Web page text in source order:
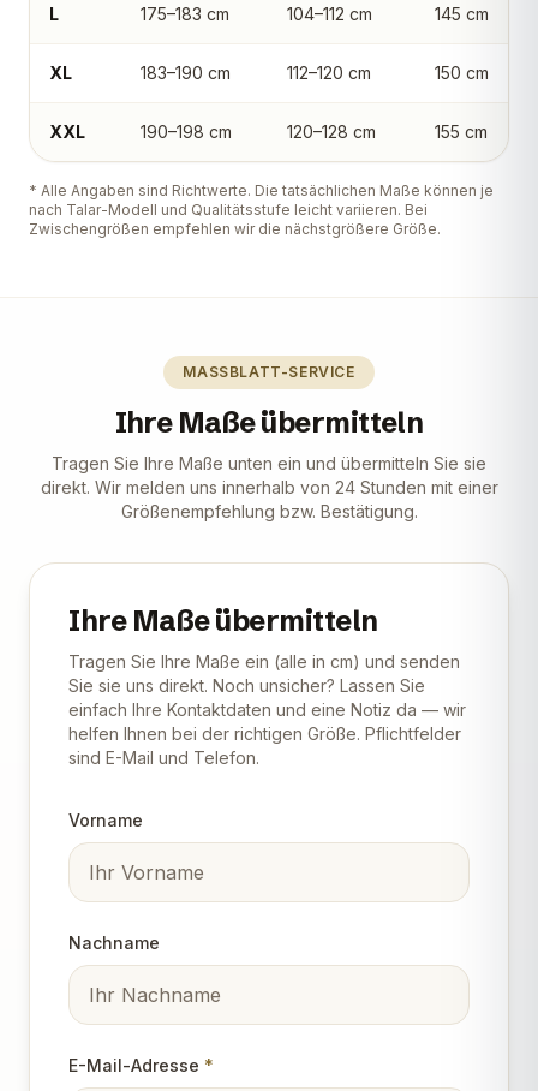
L 175–183 cm 104–112 cm 145 cm
XL 183–190 cm 112–120 cm 150 cm
XXL 190–198 cm 120–128 cm 155 cm
* Alle Angaben sind Richtwerte. Die tatsächlichen Maße können je
nach Talar-Modell und Qualitätsstufe leicht variieren. Bei
Zwischengrößen empfehlen wir die nächstgrößere Größe.
MASSBLATT-SERVICE
Ihre Maße übermitteln
Tragen Sie Ihre Maße unten ein und übermitteln Sie sie
direkt. Wir melden uns innerhalb von 24 Stunden mit einer
Größenempfehlung bzw. Bestätigung.
Ihre Maße übermitteln
Tragen Sie Ihre Maße ein (alle in cm) und senden
Sie sie uns direkt. Noch unsicher? Lassen Sie
einfach Ihre Kontaktdaten und eine Notiz da — wir
helfen Ihnen bei der richtigen Größe. Pflichtfelder
sind E-Mail und Telefon.
Vorname
Nachname
E-Mail-Adresse *